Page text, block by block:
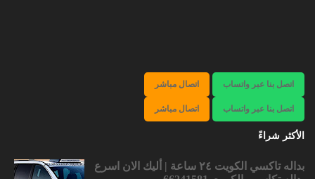
اتصل بنا عبر واتساب اتصال مباشر
اتصل بنا عبر واتساب اتصال مباشر
الأكثر شراءً
بداله تاكسي الكويت ٢٤ ساعة | أليك الان اسرع